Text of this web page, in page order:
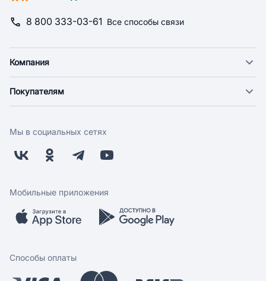
8 800 333-03-61 Все способы связи
Компания
Новости
Поставщикам
Заводчикам
Обратная связь
Покупателям
Оплата
Бонусная программа
Скидки и акции
Мобильное приложение
Мы в социальных сетях
Мобильные приложения
Способы оплаты